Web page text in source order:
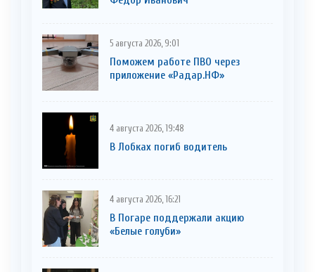
5 августа 2026, 9:01
Поможем работе ПВО через
приложение «Радар.НФ»
4 августа 2026, 19:48
В Лобках погиб водитель
4 августа 2026, 16:21
В Погаре поддержали акцию
«Белые голуби»